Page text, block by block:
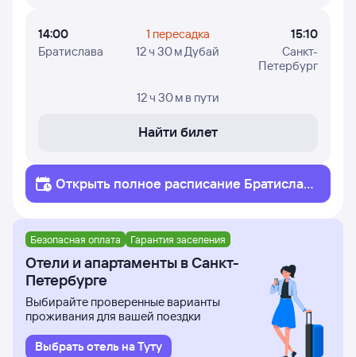
14:00
Братислава
1 пересадка
12 ч 30 м Дубай
15:10
Санкт-
Петербург
12 ч 30 м в пути
Найти билет
Открыть полное расписание Братислав
а
Санкт-Петербург
Безопасная оплата Гарантия заселения
Отели и апартаменты в Санкт-
Петербурге
Выбирайте проверенные варианты
проживания для вашей поездки
Выбрать отель на Туту